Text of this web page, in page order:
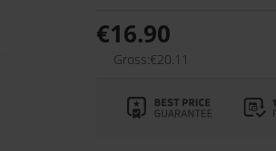
€16.90
Gross:€20.11